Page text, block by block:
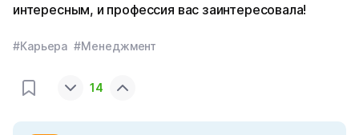
интересным, и профессия вас заинтересовала!
#Карьера #Менеджмент
14